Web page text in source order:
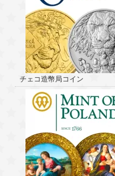
チェコ造幣局コイン